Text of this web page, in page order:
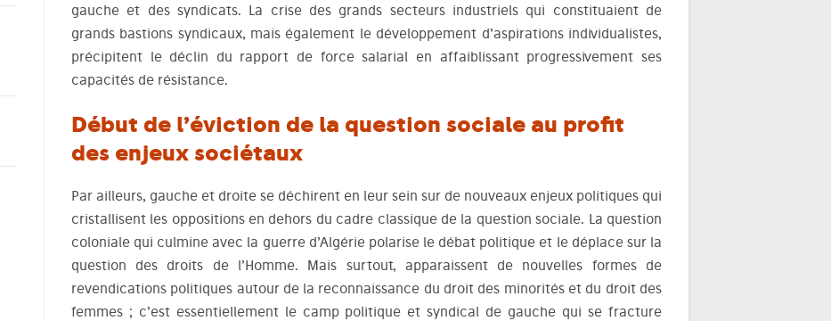
gauche et des syndicats. La crise des grands secteurs industriels qui constituaient de
grands bastions syndicaux, mais également le développement d’aspirations individualistes,
précipitent le déclin du rapport de force salarial en affaiblissant progressivement ses
capacités de résistance.
Début de l’éviction de la question sociale au profit
des enjeux sociétaux
Par ailleurs, gauche et droite se déchirent en leur sein sur de nouveaux enjeux politiques qui
cristallisent les oppositions en dehors du cadre classique de la question sociale. La question
coloniale qui culmine avec la guerre d’Algérie polarise le débat politique et le déplace sur la
question des droits de l’Homme. Mais surtout, apparaissent de nouvelles formes de
revendications politiques autour de la reconnaissance du droit des minorités et du droit des
femmes ; c’est essentiellement le camp politique et syndical de gauche qui se fracture